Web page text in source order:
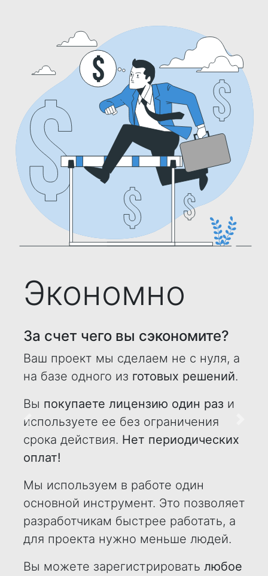
Экономно
За счет чего вы сэкономите?
Ваш проект мы сделаем не с нуля, а
на базе одного из готовых решений.
Вы покупаете лицензию один раз и
используете ее без ограничения
срока действия. Нет периодических
оплат!
Мы используем в работе один
основной инструмент. Это позволяет
разработчикам быстрее работать, а
для проекта нужно меньше людей.
Вы можете зарегистрировать любое
Назад